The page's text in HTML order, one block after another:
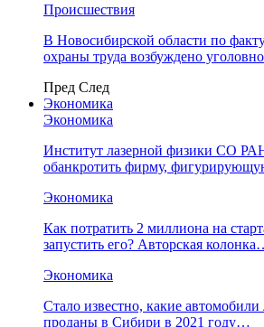
Происшествия
В Новосибирской области по
охраны труда возбуждено
Пред След
Экономика
Экономика
Институт лазерной физики СО
обанкротить фирму,
Экономика
Как потратить 2 миллиона на
запустить его? Авторская
Экономика
Стало известно, какие
проданы в Сибири в 2021 году…